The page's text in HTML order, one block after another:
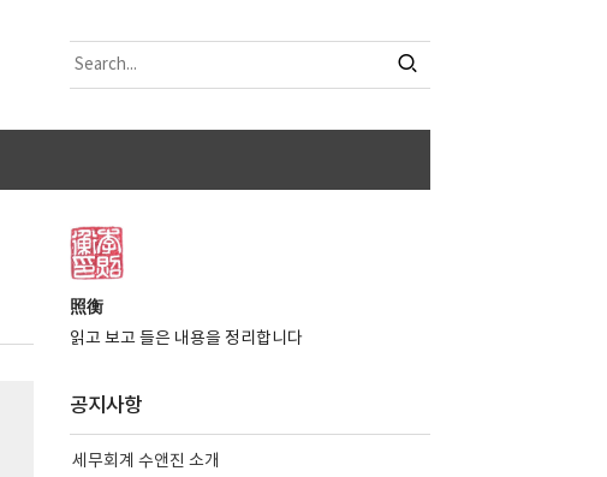
照衡
읽고 보고 들은 내용을 정리합니다
공지사항
세무회계 수앤진 소개